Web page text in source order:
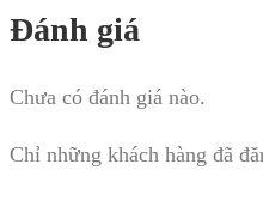
Đánh giá
Chưa có đánh giá nào.
Chỉ những khách hàng đã